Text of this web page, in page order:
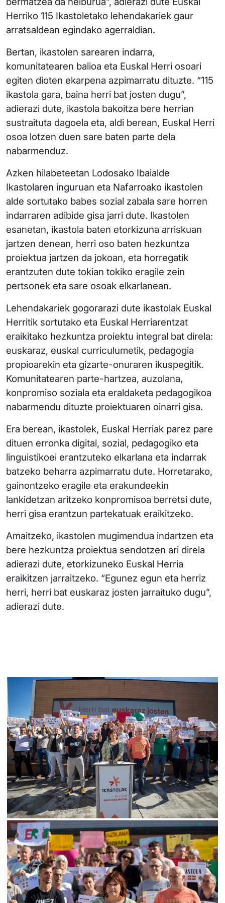
Herriko 115 Ikastoletako lehendakariek gaur
arratsaldean egindako agerraldian.
Bertan, ikastolen sarearen indarra,
komunitatearen balioa eta Euskal Herri osoari
egiten dioten ekarpena azpimarratu dituzte. “115
ikastola gara, baina herri bat josten dugu”,
adierazi dute, ikastola bakoitza bere herrian
sustraituta dagoela eta, aldi berean, Euskal Herri
osoa lotzen duen sare baten parte dela
nabarmenduz.
Azken hilabeteetan Lodosako Ibaialde
Ikastolaren inguruan eta Nafarroako ikastolen
alde sortutako babes sozial zabala sare horren
indarraren adibide gisa jarri dute. Ikastolen
esanetan, ikastola baten etorkizuna arriskuan
jartzen denean, herri oso baten hezkuntza
proiektua jartzen da jokoan, eta horregatik
erantzuten dute tokian tokiko eragile zein
pertsonek eta sare osoak elkarlanean.
Lehendakariek gogorarazi dute ikastolak Euskal
Herritik sortutako eta Euskal Herriarentzat
eraikitako hezkuntza proiektu integral bat direla:
euskaraz, euskal curriculumetik, pedagogia
propioarekin eta gizarte-onuraren ikuspegitik.
Komunitatearen parte-hartzea, auzolana,
konpromiso soziala eta eraldaketa pedagogikoa
nabarmendu dituzte proiektuaren oinarri gisa.
Era berean, ikastolek, Euskal Herriak parez pare
dituen erronka digital, sozial, pedagogiko eta
linguistikoei erantzuteko elkarlana eta indarrak
batzeko beharra azpimarratu dute. Horretarako,
gainontzeko eragile eta erakundeekin
lankidetzan aritzeko konpromisoa berretsi dute,
herri gisa erantzun partekatuak eraikitzeko.
Amaitzeko, ikastolen mugimendua indartzen eta
bere hezkuntza proiektua sendotzen ari direla
adierazi dute, etorkizuneko Euskal Herria
eraikitzen jarraitzeko. “Egunez egun eta herriz
herri, herri bat euskaraz josten jarraituko dugu”,
adierazi dute.